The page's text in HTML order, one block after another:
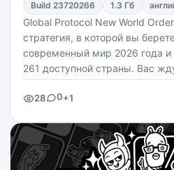
Build 23720266
1.3 Гб
Global Protocol New World
стратегия, в которой вы
современный мир 2026 года и
261 доступной страны. Вас
ВВП, населении, армии,
политической системе, а
28 0+1